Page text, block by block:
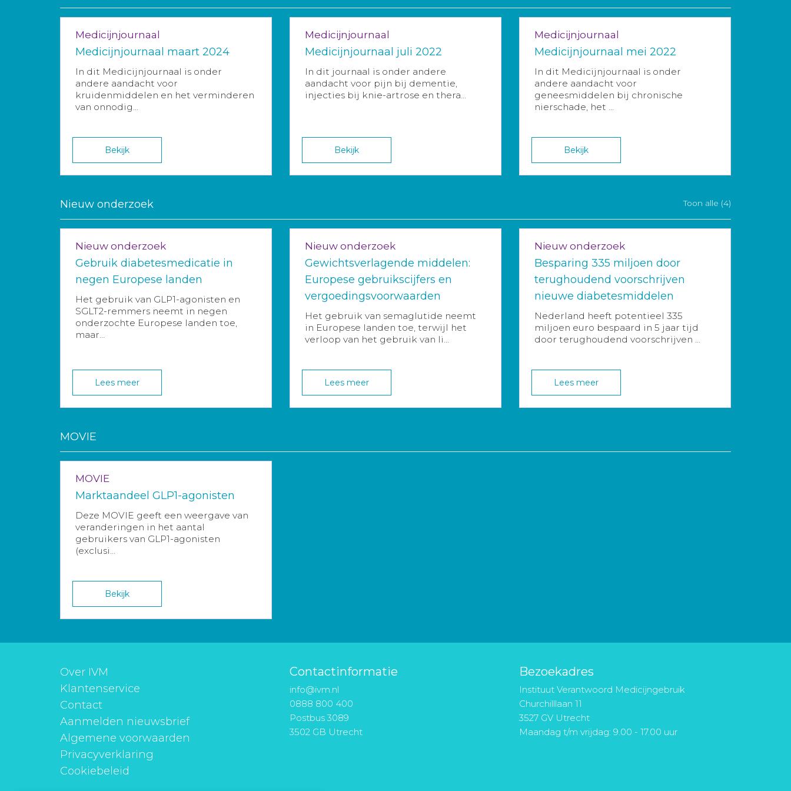
Medicijnjournaal
Medicijnjournaal maart 2024
In dit Medicijnjournaal is onder
andere aandacht voor
kruidenmiddelen en het verminderen
van onnodig...
Bekijk
Medicijnjournaal
Medicijnjournaal juli 2022
In dit journaal is onder andere
aandacht voor pijn bij dementie,
injecties bij knie-artrose en thera...
Bekijk
Medicijnjournaal
Medicijnjournaal mei 2022
In dit Medicijnjournaal is onder
andere aandacht voor
geneesmiddelen bij chronische
nierschade, het ...
Bekijk
Nieuw onderzoek Toon alle (4)
Nieuw onderzoek
Gebruik diabetesmedicatie in
negen Europese landen
Het gebruik van GLP1-agonisten en
SGLT2-remmers neemt in negen
onderzochte Europese landen toe,
maar...
Lees meer
Nieuw onderzoek
Gewichtsverlagende middelen:
Europese gebruikscijfers en
vergoedingsvoorwaarden
Het gebruik van semaglutide neemt
in Europese landen toe, terwijl het
verloop van het gebruik van li...
Lees meer
Nieuw onderzoek
Besparing 335 miljoen door
terughoudend voorschrijven
nieuwe diabetesmiddelen
Nederland heeft potentieel 335
miljoen euro bespaard in 5 jaar tijd
door terughoudend voorschrijven ...
Lees meer
MOVIE
MOVIE
Marktaandeel GLP1-agonisten
Deze MOVIE geeft een weergave van
veranderingen in het aantal
gebruikers van GLP1-agonisten
(exclusi...
Bekijk
Over IVM
Klantenservice
Contact
Aanmelden nieuwsbrief
Algemene voorwaarden
Privacyverklaring
Cookiebeleid
Contactinformatie
info@ivm.nl
0888 800 400
Postbus 3089
3502 GB Utrecht
Bezoekadres
Instituut Verantwoord Medicijngebruik
Churchilllaan 11
3527 GV Utrecht
Maandag t/m vrijdag: 9.00 - 17.00 uur